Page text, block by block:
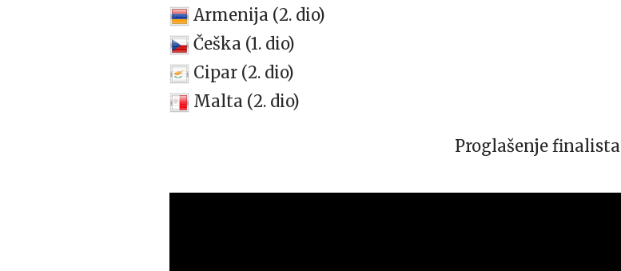
Armenija (2. dio)
Češka (1. dio)
Cipar (2. dio)
Malta (2. dio)
Proglašenje finalista